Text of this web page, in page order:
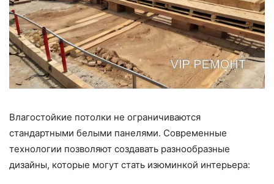
Влагостойкие потолки не ограничиваются
стандартными белыми панелями. Современные
технологии позволяют создавать разнообразные
дизайны, которые могут стать изюминкой интерьера: